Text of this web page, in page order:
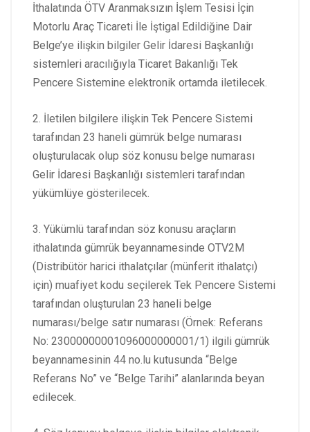
İthalatında ÖTV Aranmaksızın İşlem Tesisi İçin
Motorlu Araç Ticareti İle İştigal Edildiğine Dair
Belge’ye ilişkin bilgiler Gelir İdaresi Başkanlığı
sistemleri aracılığıyla Ticaret Bakanlığı Tek
Pencere Sistemine elektronik ortamda iletilecek.
2. İletilen bilgilere ilişkin Tek Pencere Sistemi
tarafından 23 haneli gümrük belge numarası
oluşturulacak olup söz konusu belge numarası
Gelir İdaresi Başkanlığı sistemleri tarafından
yükümlüye gösterilecek.
3. Yükümlü tarafından söz konusu araçların
ithalatında gümrük beyannamesinde OTV2M
(Distribütör harici ithalatçılar (münferit ithalatçı)
için) muafiyet kodu seçilerek Tek Pencere Sistemi
tarafından oluşturulan 23 haneli belge
numarası/belge satır numarası (Örnek: Referans
No: 23000000001096000000001/1) ilgili gümrük
beyannamesinin 44 no.lu kutusunda “Belge
Referans No” ve “Belge Tarihi” alanlarında beyan
edilecek.